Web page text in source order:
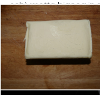
schiumetta bianca in